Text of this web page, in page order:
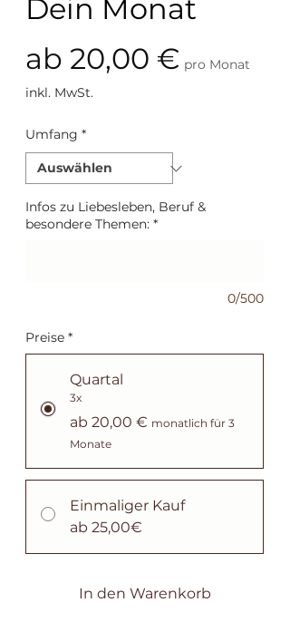
Dein Monat
ab 20,00 €Sale-
pro Monat
inkl. MwSt.
Umfang *
Infos zu Liebesleben, Beruf &
besondere Themen: *
0/500
Preise *
Quartal
3x
ab 20,00 € monatlich für 3
Monate
Einmaliger Kauf
ab 25,00€
In den Warenkorb